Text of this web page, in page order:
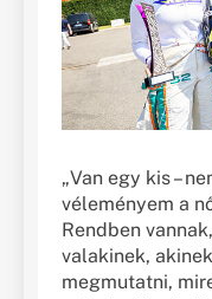
„Van egy kis –
véleményem a
Rendben
valakinek,
megmutatni,